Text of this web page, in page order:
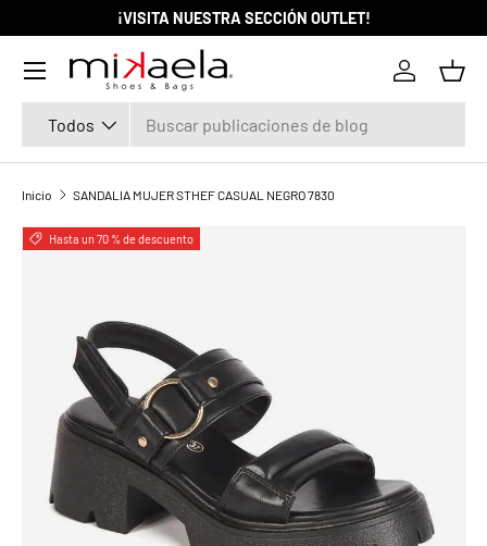
IR AL CONTENIDO
¡VISITA NUESTRA SECCIÓN OUTLET!
Todos
Iniciar
Menú
Inicio SANDALIA MUJER STHEF CASUAL NEGRO 7830
La imagen 1 ya está disponible en la vista de galería
Hasta un 70 % de descuento